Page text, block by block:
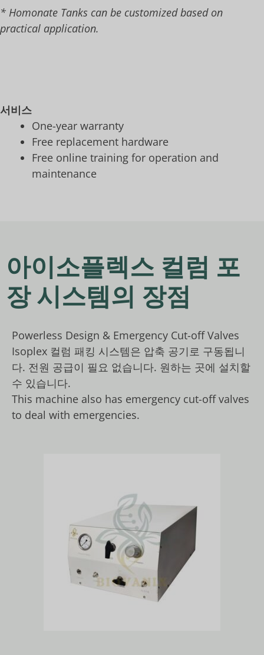
* Homonate Tanks can be customized based on
practical application.
서비스
One-year warranty
Free replacement hardware
Free online training for operation and
maintenance
아이소플렉스 컬럼 포
장 시스템의 장점
Powerless Design & Emergency Cut-off Valves
Isoplex 컬럼 패킹 시스템은 압축 공기로 구동됩니
다. 전원 공급이 필요 없습니다. 원하는 곳에 설치할
수 있습니다.
This machine also has emergency cut-off valves
to deal with emergencies.